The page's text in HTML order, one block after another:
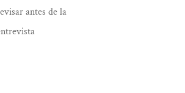
antes de la